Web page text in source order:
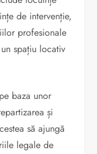
de intervenție,
profesionale
spațiu locativ
baza unor
și
să ajungă
legale de